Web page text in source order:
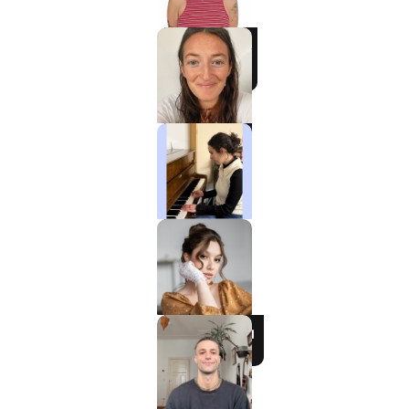
Charlotte
Klavier / Piano /
Flügel
Tali
Klavier / Piano /
Flügel
Ela
Gesang / Vocal
Alexandra
Gesang / Vocal